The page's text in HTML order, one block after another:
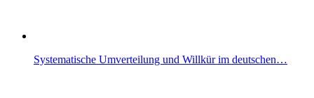
Systematische Umverteilung und Willkür im deutschen…